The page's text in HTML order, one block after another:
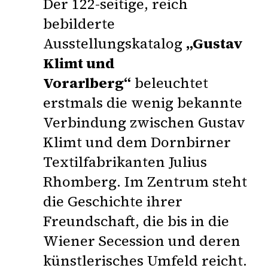
bebilderte
Ausstellungskatalog „Gustav
Klimt und
Vorarlberg“ beleuchtet
erstmals die wenig bekannte
Verbindung zwischen Gustav
Klimt und dem Dornbirner
Textilfabrikanten Julius
Rhomberg. Im Zentrum steht
die Geschichte ihrer
Freundschaft, die bis in die
Wiener Secession und deren
künstlerisches Umfeld reicht.